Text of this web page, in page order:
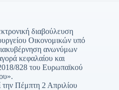
διαβούλευση
Οικονομικών υπό
ανωνύμων
κεφαλαίου και
828 του Ευρωπαϊκού
Πέμπτη 2 Απριλίου